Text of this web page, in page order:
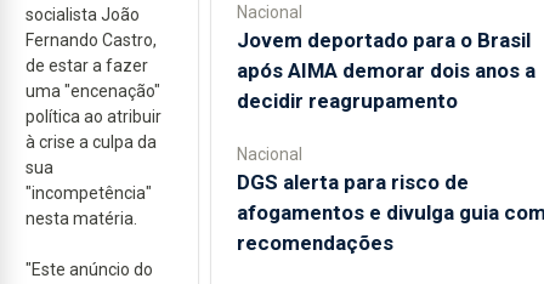
socialista João
Fernando Castro,
de estar a fazer
uma "encenação"
política ao atribuir
à crise a culpa da
sua
"incompetência"
nesta matéria.
"Este anúncio do
Nacional
Jovem deportado para o Brasil
após AIMA demorar dois anos a
decidir reagrupamento
Nacional
DGS alerta para risco de
afogamentos e divulga guia
recomendações